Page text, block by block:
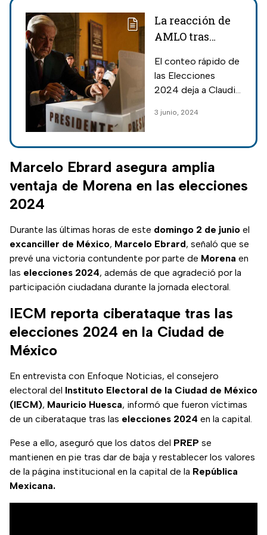
La reacción de
AMLO tras
Claudia
Sheinbaum en
2024
El conteo rápido de
las Elecciones
2024 deja a Claudia
próxima presidenta
3 junio, 2024
Marcelo Ebrard asegura amplia
ventaja de Morena en las elecciones
2024
Durante las últimas horas de este domingo 2 de junio el
excanciller de México, Marcelo Ebrard, señaló que se
prevé una victoria contundente por parte de Morena en
las elecciones 2024, además de que agradeció por la
participación ciudadana durante la jornada electoral.
IECM reporta ciberataque tras las
elecciones 2024 en la Ciudad de
México
En entrevista con Enfoque Noticias, el consejero
electoral del Instituto Electoral de la Ciudad de México
(IECM), Mauricio Huesca, informó que fueron víctimas
de un ciberataque tras las elecciones 2024 en la capital.
Pese a ello, aseguró que los datos del PREP se
mantienen en pie tras dar de baja y restablecer los valores
de la página institucional en la capital de la República
Mexicana.